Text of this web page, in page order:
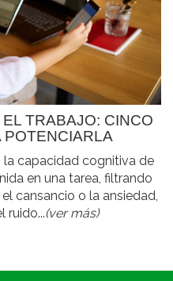
TRABAJO: CINCO
POTENCIARLA
capacidad cognitiva de
en una tarea, filtrando
cansancio o la ansiedad,
ruido...(ver más)